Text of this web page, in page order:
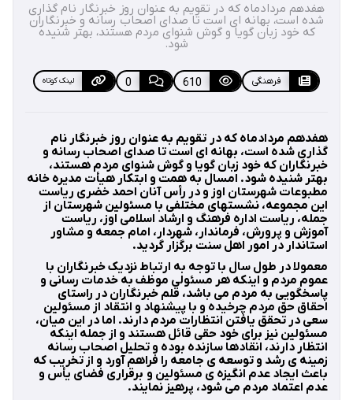
هفدهم مردادماه که در تقویم به عنوان روز خبرنگار نام گذاری
شده است، بهانه ای است تا صدای اصحاب رسانه و خبرنگاران
که خود زبان گویا و گوش شنوای مردم هستند، بهتر شنیده
شود.
فرهنگی 610
0 لینک کوتاه
هفدهم مردادماه که در تقویم به عنوان روز خبرنگار نام
گذاری شده است، بهانه ای است تا صدای اصحاب رسانه و
خبرنگاران که خود زبان گویا و گوش شنوای مردم هستند،
بهتر شنیده شود. امسال به همت و ابتکار هیأت مدیره خانه
مطبوعات شهرستان اوز و در رأس آنان احمد خضری ریاست
این مجموعه، نشستهای مختلفی با مسئولین شهرستان از
جمله، ریاست اداره فرهنگ و ارشاد اسلامی اوز، ریاست
آموزش و پرورش، فرماندار، شهردار، امام جمعه و مشاور
استاندار در امور اهل سنت برگزار گردید.
معمولا در طول سال با توجه به ارتباط نزدیک خبرنگاران با
عموم مردم و اینکه هر مسئولی موظف به خدمات رسانی و
پاسخگویی به مردم می باشد، قلم خبرنگاران در راستای
احقاق حق مردم چرخیده و با پیشنهاد و انتقاد از مسئولین
سعی در تحقق یافتن انتظارات مردم دارند. اما در این میان،
مسئولین نیز برای خود حقی قائل هستند و از جمله اینکه
انتظار دارند، انقادها سازنده بوده و تحلیل اصحاب رسانه
زمینه ی رشد و توسعه ی جامعه را فراهم آورد و از تخریب که
باعث ایجاد عدم انگیزه ی مسئولین و برقراری فضای یأس و
عدم اعتماد مردم می شود، پرهیز نمایند.